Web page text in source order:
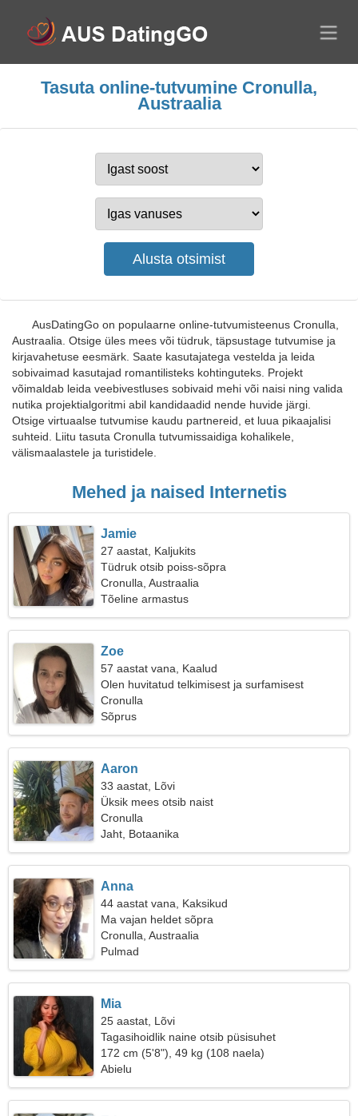
Tasuta online-tutvumine Cronulla,
Austraalia
AusDatingGo on populaarne online-tutvumisteenus Cronulla,
Austraalia. Otsige üles mees või tüdruk, täpsustage tutvumise ja
kirjavahetuse eesmärk. Saate kasutajatega vestelda ja leida
sobivaimad kasutajad romantilisteks kohtinguteks. Projekt
võimaldab leida veebivestluses sobivaid mehi või naisi ning valida
nutika projektialgoritmi abil kandidaadid nende huvide järgi.
Otsige virtuaalse tutvumise kaudu partnereid, et luua pikaajalisi
suhteid. Liitu tasuta Cronulla tutvumissaidiga kohalikele,
välismaalastele ja turistidele.
Mehed ja naised Internetis
Jamie
27 aastat, Kaljukits
Tüdruk otsib poiss-sõpra
Cronulla, Austraalia
Tõeline armastus
Zoe
57 aastat vana, Kaalud
Olen huvitatud telkimisest ja surfamisest
Cronulla
Sõprus
Aaron
33 aastat, Lõvi
Üksik mees otsib naist
Cronulla
Jaht, Botaanika
Anna
44 aastat vana, Kaksikud
Ma vajan heldet sõpra
Cronulla, Austraalia
Pulmad
Mia
25 aastat, Lõvi
Tagasihoidlik naine otsib püsisuhet
172 cm (5'8"), 49 kg (108 naela)
Abielu